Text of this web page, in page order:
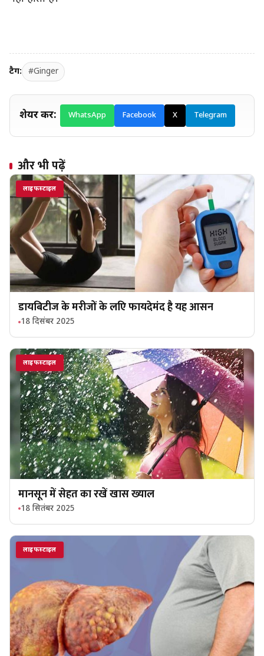
टैग: #Ginger
शेयर करें: WhatsApp Facebook X Telegram
और भी पढ़ें
लाइफस्टाइल
डायबिटीज के मरीजों के लएि फायदेमंद है यह आसन
18 दिसंबर 2025
लाइफस्टाइल
मानसून में सेहत का रखें खास ख्याल
18 सितंबर 2025
लाइफस्टाइल